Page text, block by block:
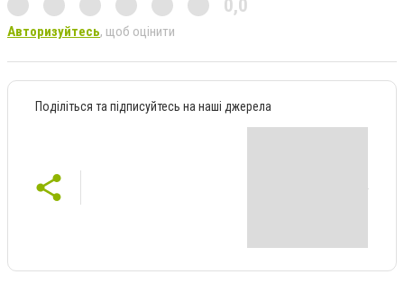
0,0
Авторизуйтесь, щоб оцінити
Поділіться та підписуйтесь на наші джерела